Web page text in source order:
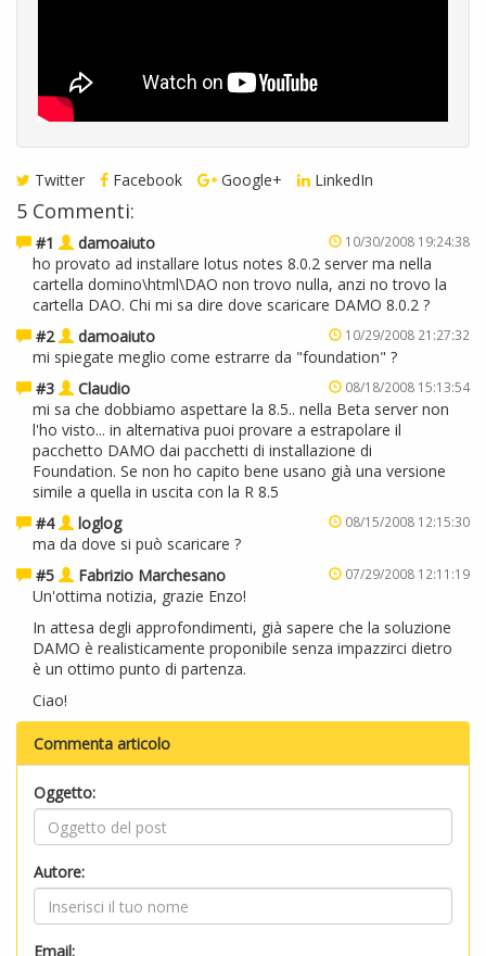
Twitter Facebook Google+ LinkedIn
5 Commenti:
#1 damoaiuto 10/30/2008 19:24:38
ho provato ad installare lotus notes 8.0.2 server ma nella
cartella domino\html\DAO non trovo nulla, anzi no trovo la
cartella DAO. Chi mi sa dire dove scaricare DAMO 8.0.2 ?
#2
damoaiuto 10/29/2008 21:27:32
mi spiegate meglio come estrarre da "foundation" ?
#3
Claudio 08/18/2008 15:13:54
mi sa che dobbiamo aspettare la 8.5.. nella Beta server non
l'ho visto... in alternativa puoi provare a estrapolare il
pacchetto DAMO dai pacchetti di installazione di
Foundation. Se non ho capito bene usano già una versione
simile a quella in uscita con la R 8.5
#4
loglog 08/15/2008 12:15:30
ma da dove si può scaricare ?
#5
Fabrizio Marchesano 07/29/2008 12:11:19
Un'ottima notizia, grazie Enzo!
In attesa degli approfondimenti, già sapere che la soluzione
DAMO è realisticamente proponibile senza impazzirci dietro
è un ottimo punto di partenza.
Ciao!
Commenta articolo
Oggetto:
Autore:
Email: